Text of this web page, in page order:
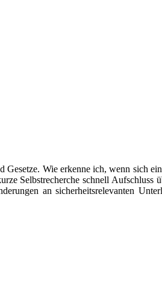
Wie erkenne ich, wenn sich ein
Selbstrecherche schnell
an sicherheitsrelevanten